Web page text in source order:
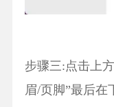
步骤三:点击上
眉/页脚”最后在